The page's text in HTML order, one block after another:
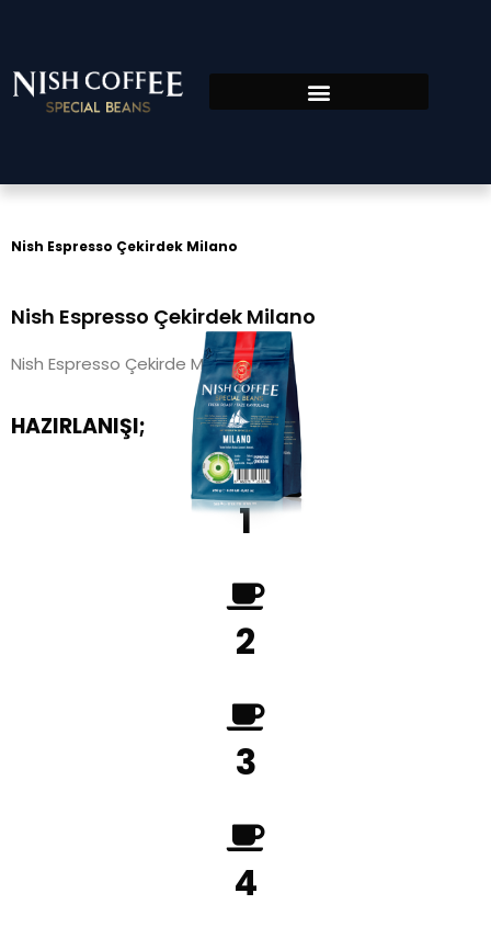
Nish Espresso Çekirdek Milano
Nish Espresso Çekirdek Milano
Nish Espresso Çekirde Milano
HAZIRLANIŞI;
1
2
3
4